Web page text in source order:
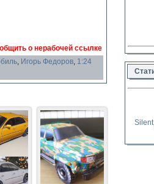
о нерабочей ссылке
, Игорь Федоров, 1:24
Silent